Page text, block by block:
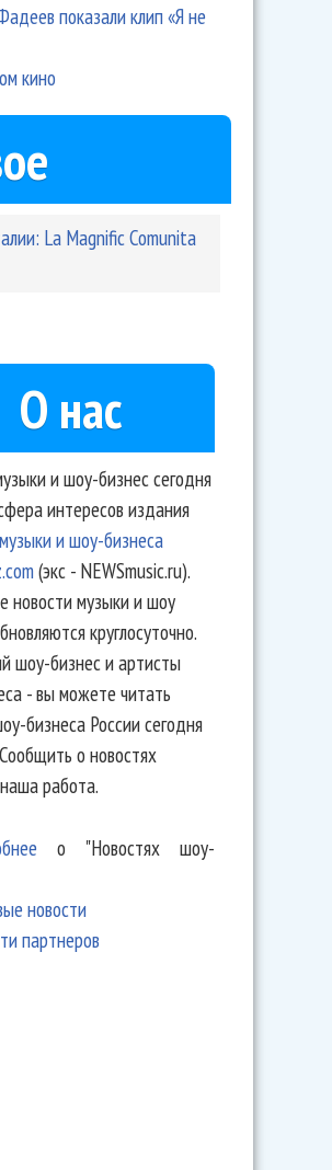
показали клип «Я не
кино
La Magnific Comunita
О нас
и шоу-бизнес сегодня
интересов издания
и шоу-бизнеса
(экс - NEWSmusic.ru).
новости музыки и шоу
круглосуточно.
шоу-бизнес и артисты
- вы можете читать
бизнеса России сегодня
о новостях
работа.
о "Новостях шоу-
новости
партнеров